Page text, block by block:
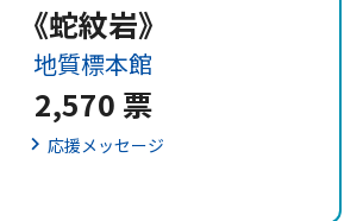
《蛇紋岩》
地質標本館
2,570 票
応援メッセージ